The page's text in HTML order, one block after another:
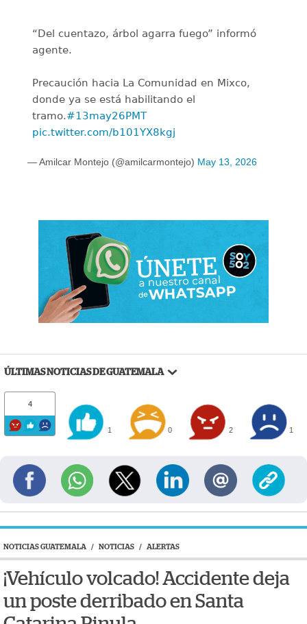
“Del cuentazo, árbol agarra fuego” informó
agente.
Precaución hacia La Comunidad en Mixco,
donde ya se está habilitando el
tramo.#13may26PMT
pic.twitter.com/b101YX8kgj
— Amilcar Montejo (@amilcarmontejo) May 13, 2026
ÚLTIMAS NOTICIAS DE GUATEMALA
4
1 0 2 1
NOTICIAS GUATEMALA / NOTICIAS / ALERTAS
¡Vehículo volcado! Accidente deja
un poste derribado en Santa